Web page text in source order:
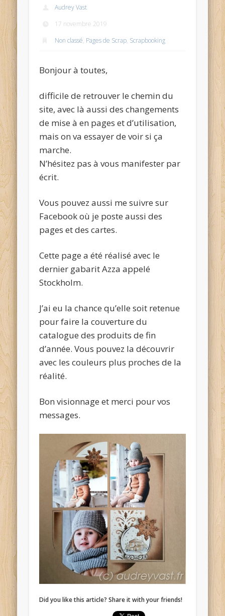
Audrey Vast
17 novembre 2019
Non classé, Pages de Scrap, Scrapbooking
Bonjour à toutes,
difficile de retrouver le chemin du
site, avec là aussi des changements
de mise à en pages et d’utilisation,
mais on va essayer de voir si ça
marche.
N’hésitez pas à vous manifester par
écrit.
Vous pouvez aussi me suivre sur
Facebook où je poste aussi des
pages et des cartes.
Cette page a été réalisé avec le
dernier gabarit Azza appelé
Stockholm.
J’ai eu la chance qu’elle soit retenue
pour faire la couverture du
catalogue des produits de fin
d’année. Vous pouvez la découvrir
avec les couleurs plus proches de la
réalité.
Bon visionnage et merci pour vos
messages.
Did you like this article? Share it with your friends!